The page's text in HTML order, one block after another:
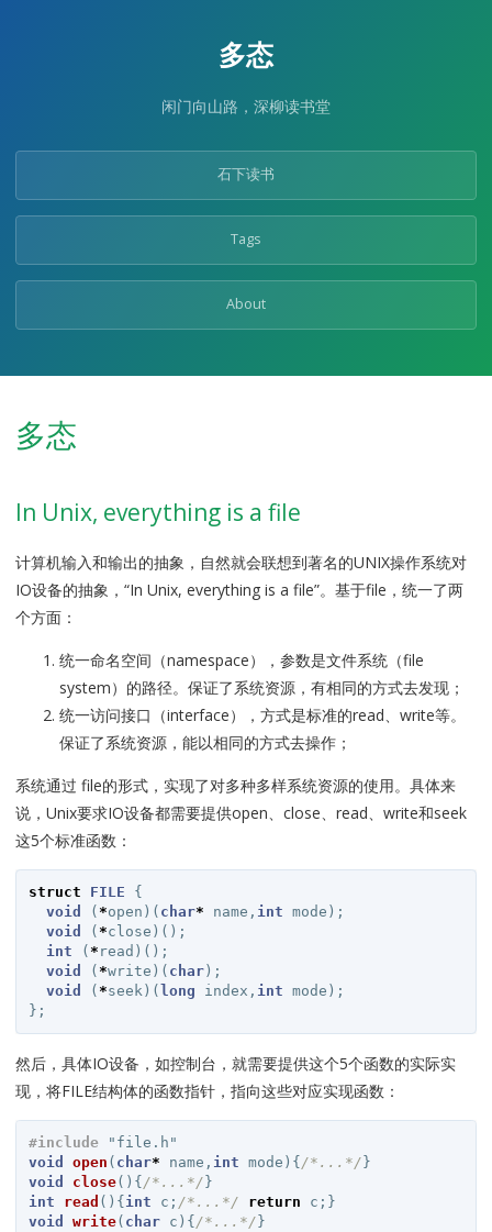
多态
闲门向山路，深柳读书堂
石下读书
Tags
About
多态
In Unix, everything is a file
计算机输入和输出的抽象，自然就会联想到著名的UNIX操作系统对
IO设备的抽象，“In Unix, everything is a file”。基于file，统一了两
个方面：
统一命名空间（namespace），参数是文件系统（file
system）的路径。保证了系统资源，有相同的方式去发现；
统一访问接口（interface），方式是标准的read、write等。
保证了系统资源，能以相同的方式去操作；
系统通过 file的形式，实现了对多种多样系统资源的使用。具体来
说，Unix要求IO设备都需要提供open、close、read、write和seek
这5个标准函数：
struct FILE
{
void
( *open )( char* name , int mode );
void
( *close )();
int
( * read )();
void
( *write )( char );
void
( *seek )( long index , int mode );
};
然后，具体IO设备，如控制台，就需要提供这个5个函数的实际实
现，将FILE结构体的函数指针，指向这些对应实现函数：
#include
"file.h"
void
open ( char* name , int mode ){ /*...*/ }
void
close(){ /*...*/ }
int
read (){ int c ; /*...*/ return c ;}
void
write( char c ){ /*...*/ }